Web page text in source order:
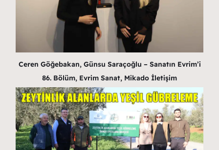
Ceren Göğebakan, Günsu Saraçoğlu – Sanatın Evrim’i
86. Bölüm, Evrim Sanat, Mikado İletişim